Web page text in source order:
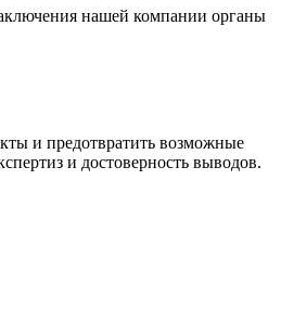
нашей компании органы
и предотвратить возможные
и достоверность выводов.